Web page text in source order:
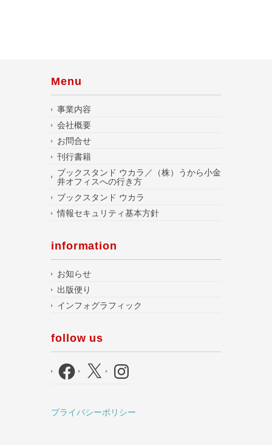
Menu
事業内容
会社概要
お問合せ
刊行書籍
ブックスタンド ウカラ／（株）うから小金
井オフィスへの行き方
ブックスタンド ウカラ
情報セキュリティ基本方針
information
お知らせ
出版便り
インフォグラフィック
follow us
FacebookX Instagram
プライバシーポリシー